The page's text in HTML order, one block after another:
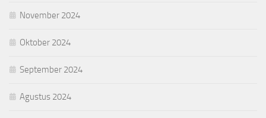
November 2024
Oktober 2024
September 2024
Agustus 2024